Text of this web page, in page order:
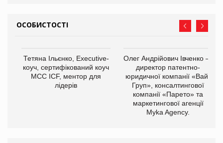
ОСОБИСТОСТІ
Тетяна Ільєнко, Executive-
коуч, сертифікований коуч
МСС ICF, ментор для
лідерів
Олег Андрійович Івченко —
директор патентно-
юридичної компанії «Вайз
Груп», консалтингової
компанії «Парето» та
маркетингової агенції
Myka Agency.